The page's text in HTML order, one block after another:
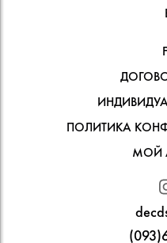
ПОЛИТИКА
МОЙ